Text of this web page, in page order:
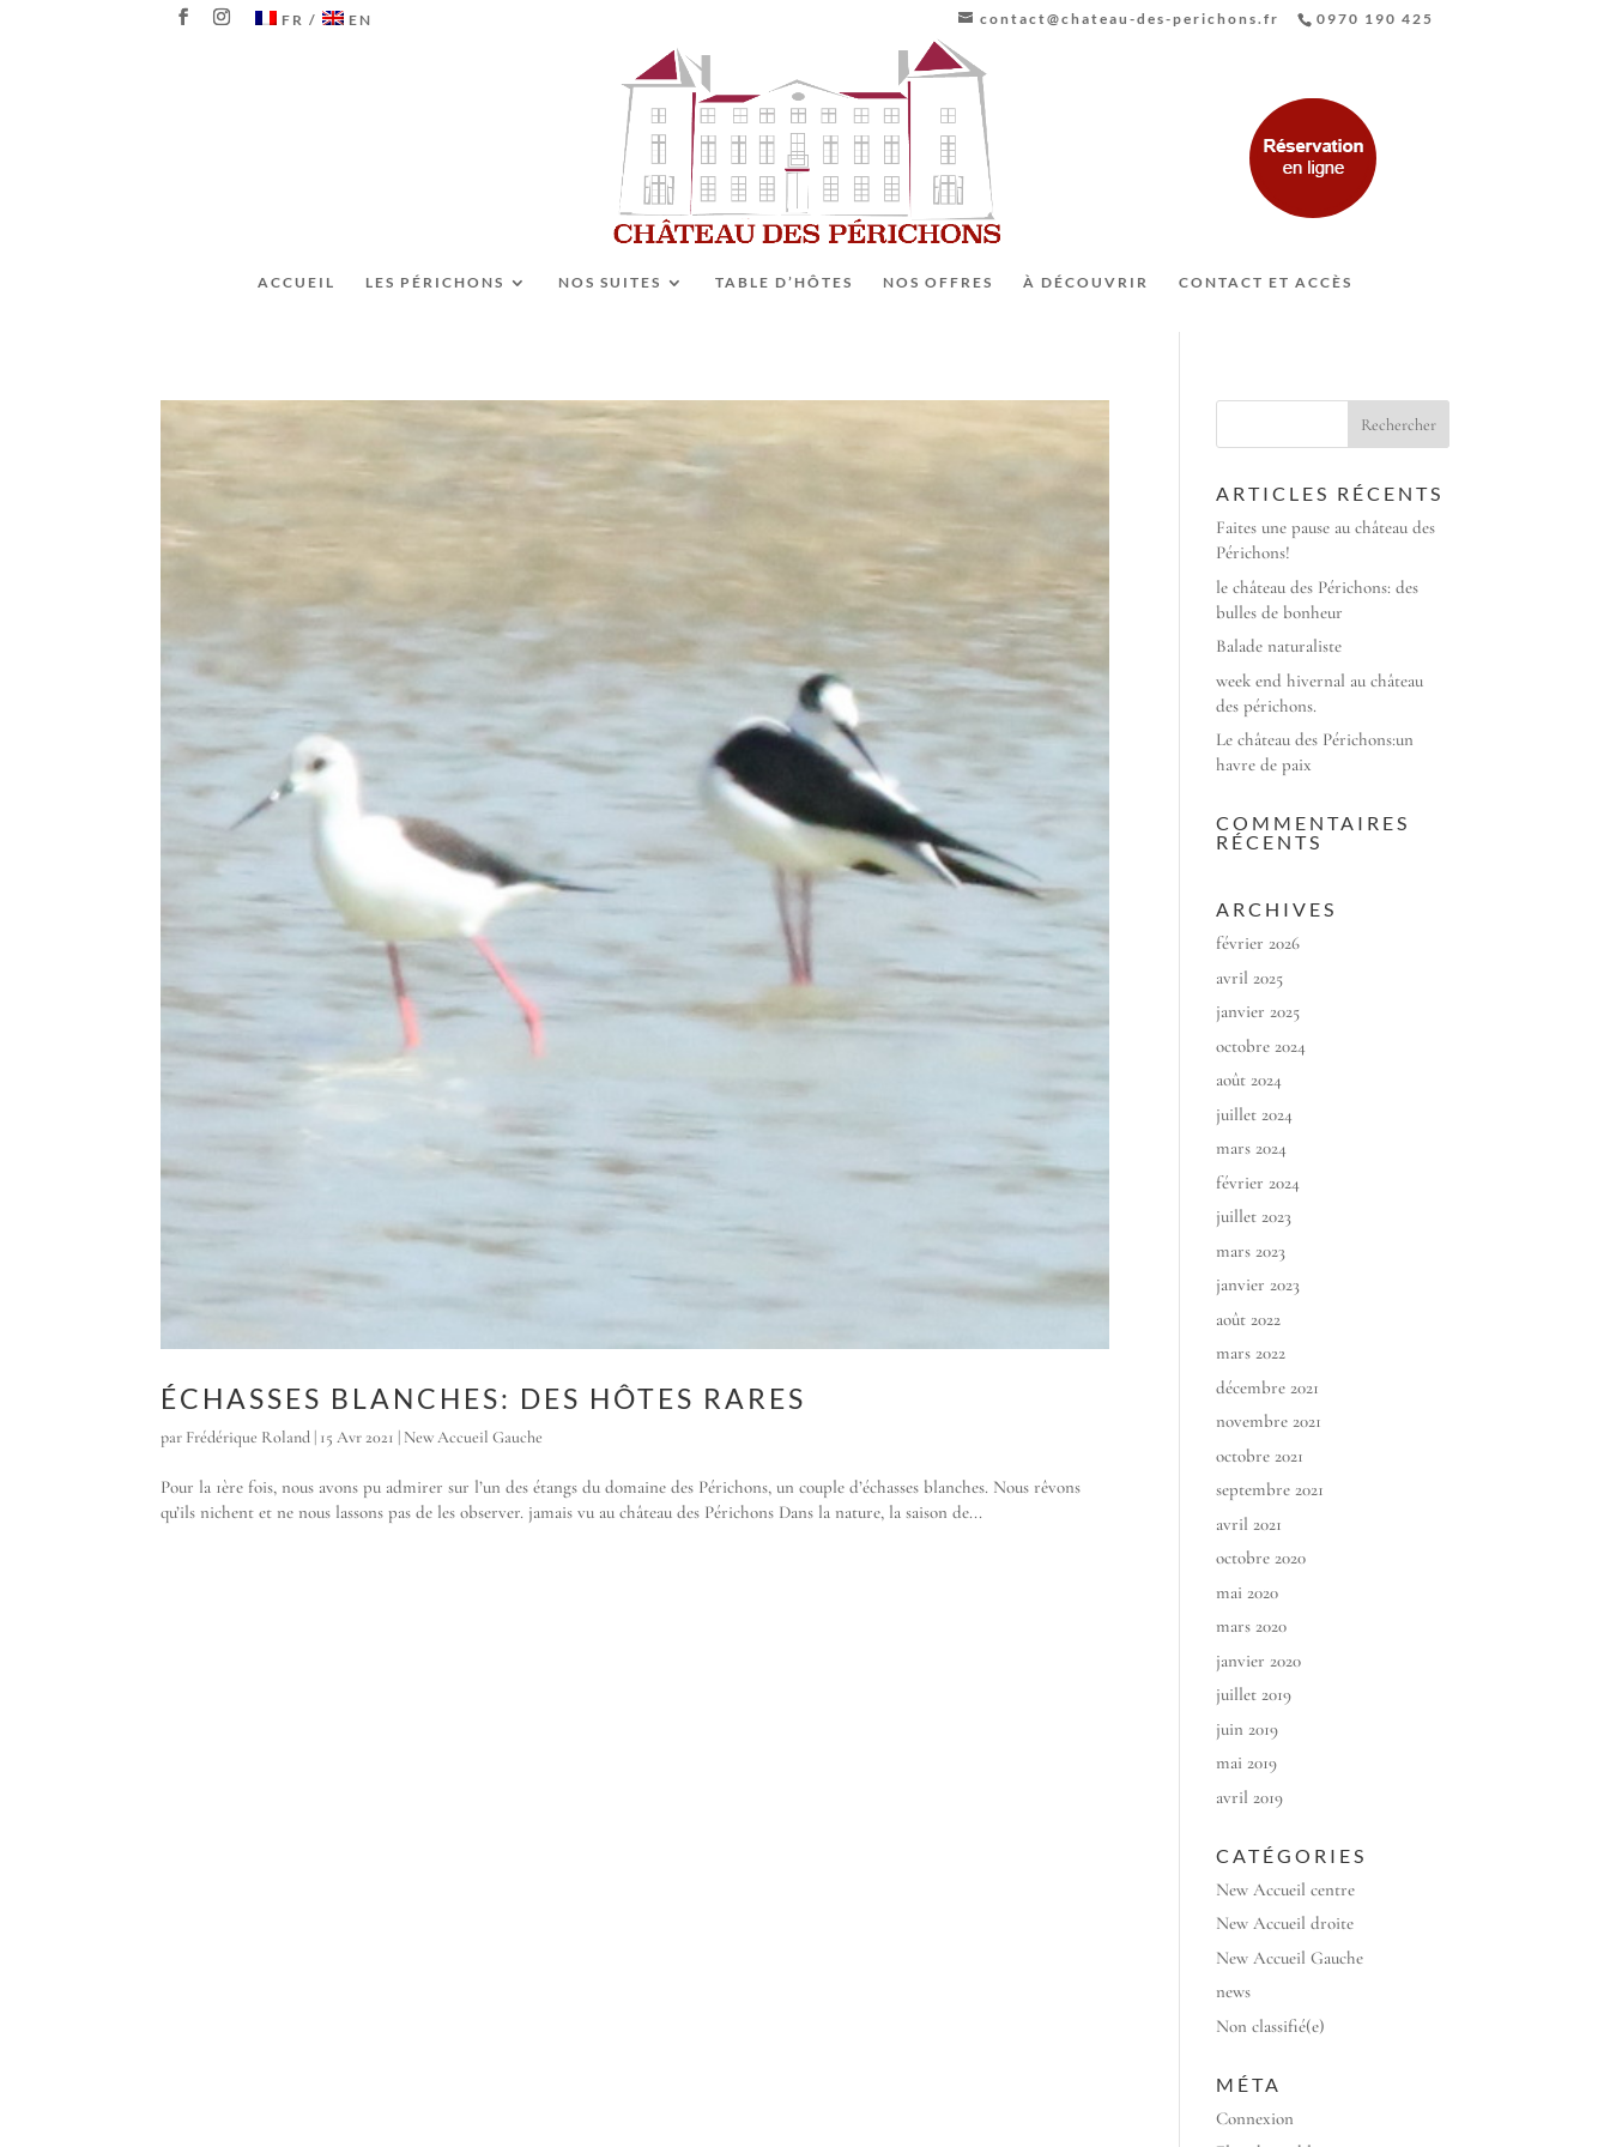
0970 190 425
contact@chateau-des-perichons.fr
FR EN
ACCUEIL LES PÉRICHONS NOS SUITES TABLE D’HÔTES NOS OFFRES À DÉCOUVRIR CONTACT ET ACCÈS
ÉCHASSES BLANCHES: DES HÔTES RARES
par Frédérique Roland | 15 Avr 2021 | New Accueil Gauche
Pour la 1ère fois, nous avons pu admirer sur l’un des étangs du domaine des Périchons, un couple d’échasses blanches. Nous rêvons
qu’ils nichent et ne nous lassons pas de les observer. jamais vu au château des Périchons Dans la nature, la saison de...
ARTICLES RÉCENTS
Faites une pause au château des
Périchons!
le château des Périchons: des
bulles de bonheur
Balade naturaliste
week end hivernal au château
des périchons.
Le château des Périchons:un
havre de paix
COMMENTAIRES
RÉCENTS
ARCHIVES
février 2026
avril 2025
janvier 2025
octobre 2024
août 2024
juillet 2024
mars 2024
février 2024
juillet 2023
mars 2023
janvier 2023
août 2022
mars 2022
décembre 2021
novembre 2021
octobre 2021
septembre 2021
avril 2021
octobre 2020
mai 2020
mars 2020
janvier 2020
juillet 2019
juin 2019
mai 2019
avril 2019
CATÉGORIES
New Accueil centre
New Accueil droite
New Accueil Gauche
news
Non classifié(e)
MÉTA
Connexion